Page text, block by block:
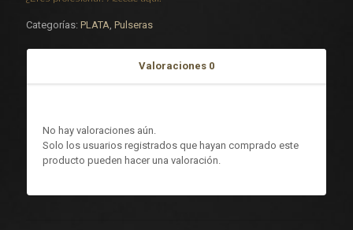
Categorías: PLATA, Pulseras
Valoraciones 0
No hay valoraciones aún.
Solo los usuarios registrados que hayan comprado este
producto pueden hacer una valoración.